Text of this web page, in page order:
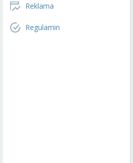
Reklama
Regulamin